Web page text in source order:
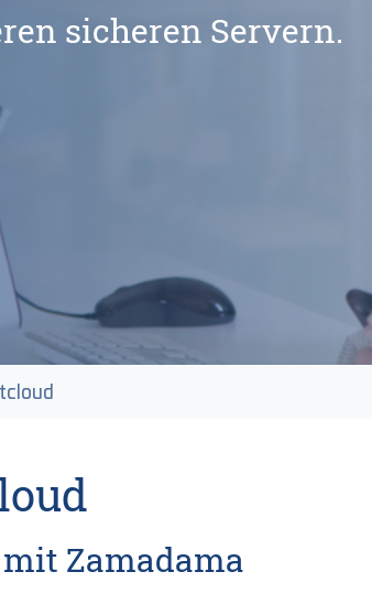
sicheren Servern.
Zamadama